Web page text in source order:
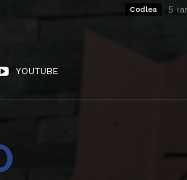
Codlea 5
YOUTUBE